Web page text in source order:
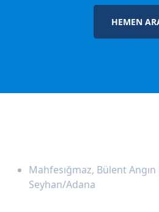
HEMEN
Mahfesığmaz, Bülent
Seyhan/Adana